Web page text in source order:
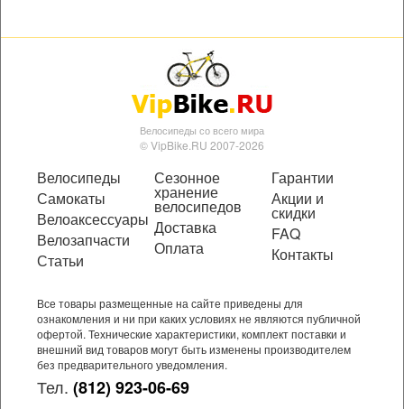
Велосипеды со всего мира
© VipBike.RU 2007-2026
Велосипеды
Самокаты
Велоаксессуары
Велозапчасти
Статьи
Сезонное
хранение
велосипедов
Доставка
Оплата
Гарантии
Акции и
скидки
FAQ
Контакты
Все товары размещенные на сайте приведены для
ознакомления и ни при каких условиях не являются публичной
офертой. Технические характеристики, комплект поставки и
внешний вид товаров могут быть изменены производителем
без предварительного уведомления.
Тел. (812) 923-06-69